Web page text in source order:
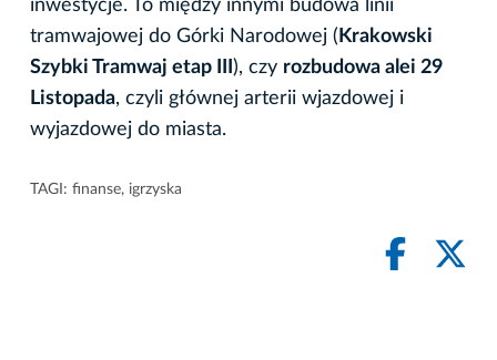
inwestycje. To między innymi budowa linii
tramwajowej do Górki Narodowej ( Krakowski
Szybki Tramwaj etap III ), czy rozbudowa alei 29
Listopada, czyli głównej arterii wjazdowej i
wyjazdowej do miasta.
TAGI: finanse, igrzyska